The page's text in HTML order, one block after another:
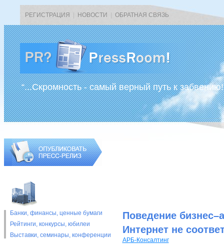
РЕГИСТРАЦИЯ НОВОСТИ ОБРАТНАЯ СВЯЗЬ
“...Скромность - самый верный путь к
Банки, финансы, ценные бумаги
Рейтинги, конкурсы, юбилеи
Выставки, cеминары, конференции
Поведение
Интернет не
АРБ-Консалтинг